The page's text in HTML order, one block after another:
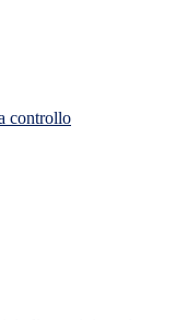
controllo